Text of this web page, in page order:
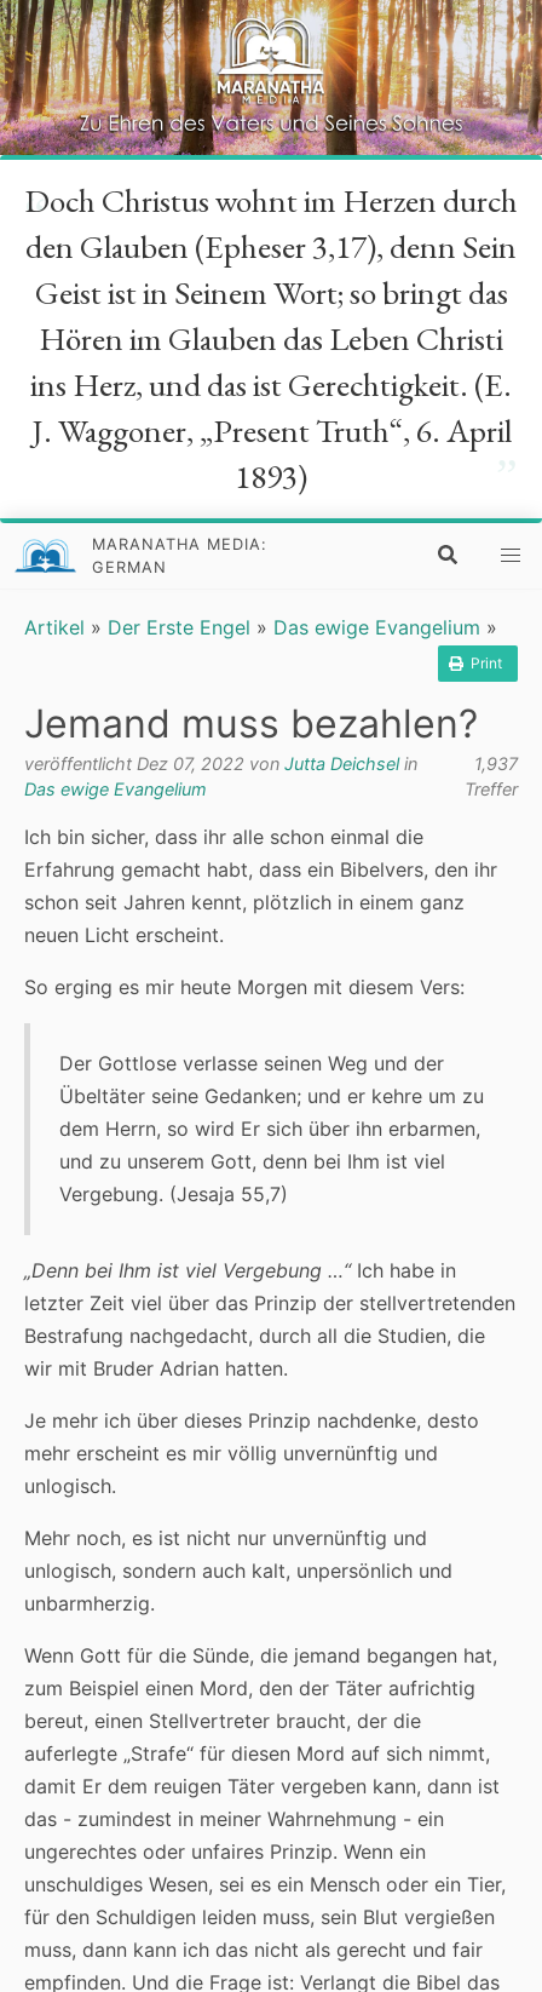
“
Doch Christus wohnt im Herzen durch
den Glauben (Epheser 3,17), denn Sein
Geist ist in Seinem Wort; so bringt das
Hören im Glauben das Leben Christi
ins Herz, und das ist Gerechtigkeit. (E.
J. Waggoner, „Present Truth“, 6. April
1893)
MARANATHA MEDIA:
GERMAN
Artikel » Der Erste Engel » Das ewige Evangelium »
Print
Jemand muss bezahlen?
veröffentlicht Dez 07, 2022 von Jutta Deichselin
Das ewige Evangelium
1,937
Treffer
Ich bin sicher, dass ihr alle schon einmal die
Erfahrung gemacht habt, dass ein Bibelvers, den ihr
schon seit Jahren kennt, plötzlich in einem ganz
neuen Licht erscheint.
So erging es mir heute Morgen mit diesem Vers:
Der Gottlose verlasse seinen Weg und der
Übeltäter seine Gedanken; und er kehre um zu
dem Herrn, so wird Er sich über ihn erbarmen,
und zu unserem Gott, denn bei Ihm ist viel
Vergebung. (Jesaja 55,7)
„Denn bei Ihm ist viel Vergebung …“Ich habe in
letzter Zeit viel über das Prinzip der stellvertretenden
Bestrafung nachgedacht, durch all die Studien, die
wir mit Bruder Adrian hatten.
Je mehr ich über dieses Prinzip nachdenke, desto
mehr erscheint es mir völlig unvernünftig und
unlogisch.
Mehr noch, es ist nicht nur unvernünftig und
unlogisch, sondern auch kalt, unpersönlich und
unbarmherzig.
Wenn Gott für die Sünde, die jemand begangen hat,
zum Beispiel einen Mord, den der Täter aufrichtig
bereut, einen Stellvertreter braucht, der die
auferlegte „Strafe“ für diesen Mord auf sich nimmt,
damit Er dem reuigen Täter vergeben kann, dann ist
das - zumindest in meiner Wahrnehmung - ein
ungerechtes oder unfaires Prinzip. Wenn ein
unschuldiges Wesen, sei es ein Mensch oder ein Tier,
für den Schuldigen leiden muss, sein Blut vergießen
muss, dann kann ich das nicht als gerecht und fair
empfinden. Und die Frage ist: Verlangt die Bibel das